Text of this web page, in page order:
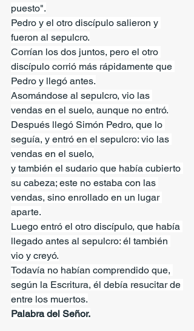
puesto".
Pedro y el otro discípulo salieron y
fueron al sepulcro.
Corrían los dos juntos, pero el otro
discípulo corrió más rápidamente que
Pedro y llegó antes.
Asomándose al sepulcro, vio las
vendas en el suelo, aunque no entró.
Después llegó Simón Pedro, que lo
seguía, y entró en el sepulcro: vio las
vendas en el suelo,
y también el sudario que había cubierto
su cabeza; este no estaba con las
vendas, sino enrollado en un lugar
aparte.
Luego entró el otro discípulo, que había
llegado antes al sepulcro: él también
vio y creyó.
Todavía no habían comprendido que,
según la Escritura, él debía resucitar de
entre los muertos.
Palabra del Señor.